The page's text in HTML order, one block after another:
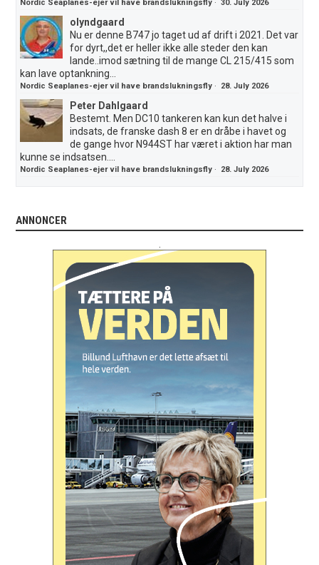
Nordic Seaplanes-ejer vil have brandslukningsfly ·30. July 2026
olyndgaard
Nu er denne B747 jo taget ud af drift i 2021. Det var
for dyrt,,det er heller ikke alle steder den kan
lande..imod sætning til de mange CL 215/415 som
kan lave optankning...
Nordic Seaplanes-ejer vil have brandslukningsfly · 28. July 2026
Peter Dahlgaard
Bestemt. Men DC10 tankeren kan kun det halve i
indsats, de franske dash 8 er en dråbe i havet og
de gange hvor N944ST har været i aktion har man
kunne se indsatsen....
Nordic Seaplanes-ejer vil have brandslukningsfly · 28. July 2026
ANNONCER